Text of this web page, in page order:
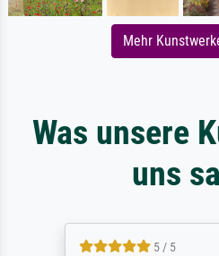
Mehr
Was unsere
uns
5 / 5